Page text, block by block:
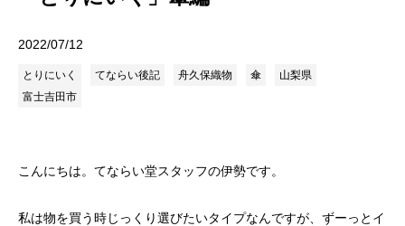
2022/07/12
とりにいく てならい後記 舟久保織物 傘
山梨県
富士吉田市
こんにちは。てならい堂スタッフの伊勢です。
私は物を買う時じっくり選びたいタイプなんですが、ずーっとイ